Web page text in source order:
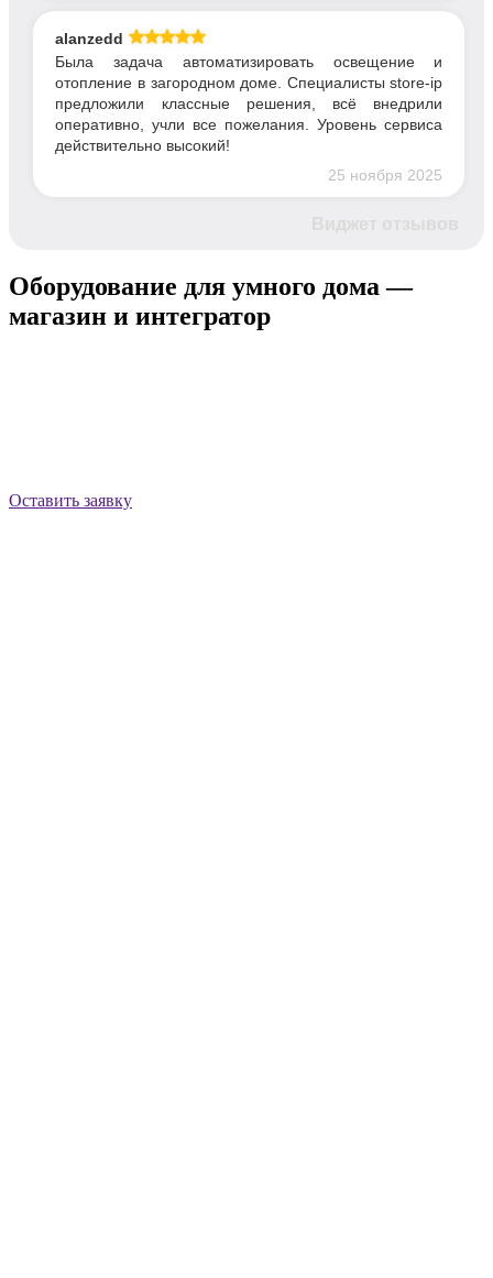
alanzedd
Была задача автоматизировать освещение и
отопление в загородном доме. Специалисты store-ip
предложили классные решения, всё внедрили
оперативно, учли все пожелания. Уровень сервиса
действительно высокий!
25 ноября 2025
Оборудование для умного дома —
магазин и интегратор
Оставить заявку